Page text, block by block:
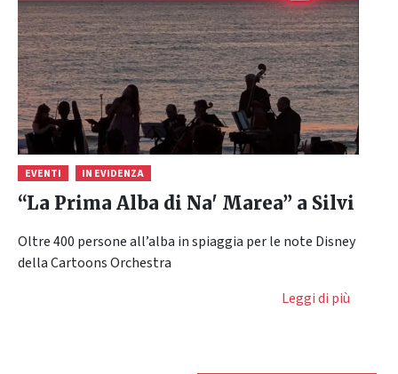
EVENTI IN EVIDENZA
“La Prima Alba di Na' Marea” a Silvi
​Oltre 400 persone all’alba in spiaggia per le note Disney
della Cartoons Orchestra
Leggi di più